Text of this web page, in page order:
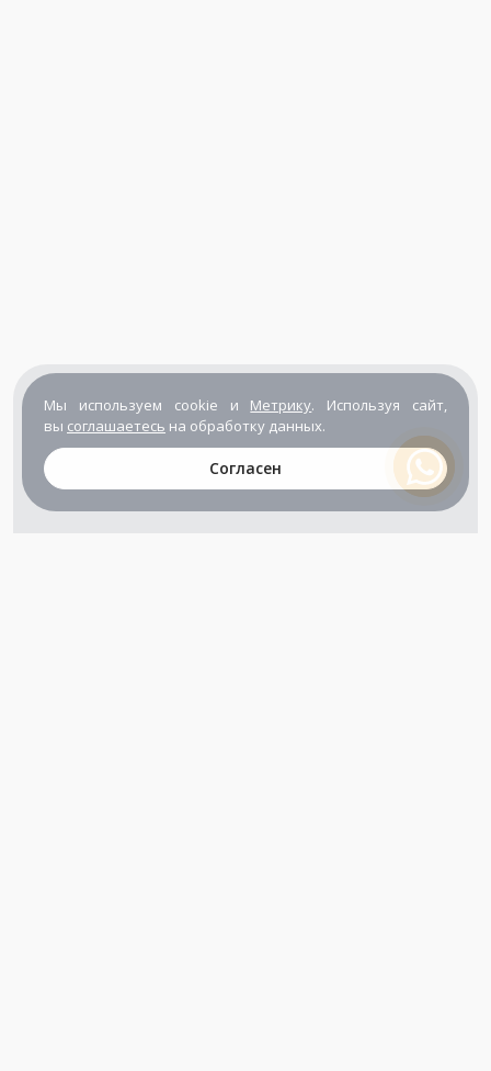
Мы используем cookie и Метрику. Используя сайт,
вы соглашаетесь на обработку данных.
Согласен